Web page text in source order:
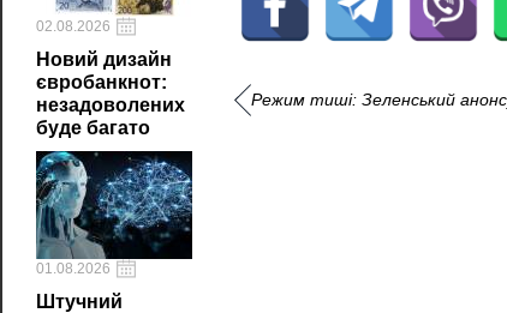
02.08.2026
Новий дизайн
євробанкнот:
незадоволених
буде багато
01.08.2026
Штучний
Режим тиші: Зеленський